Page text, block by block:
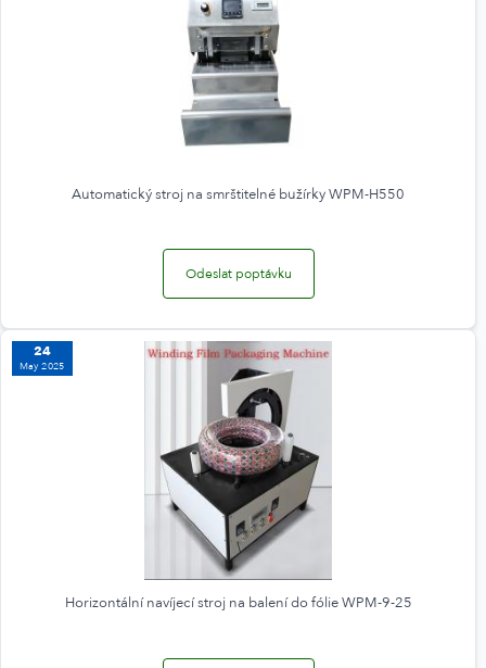
Automatický stroj na smrštitelné bužírky WPM-H550
Odeslat poptávku
24
May 2025
Horizontální navíjecí stroj na balení do fólie WPM-9-25